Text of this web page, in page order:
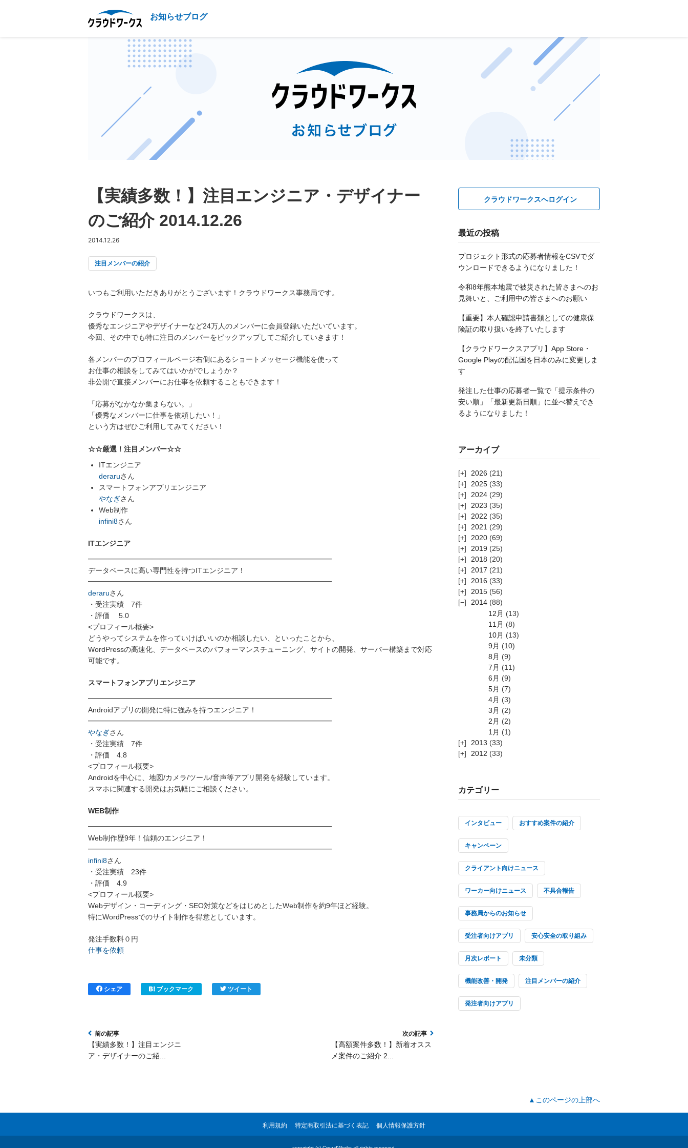
お知らせブログ
【実績多数！】注目エンジニア・デザイナー
のご紹介 2014.12.26
2014.12.26
注目メンバーの紹介
いつもご利用いただきありがとうございます！クラウドワークス事務局です。
クラウドワークスは、
優秀なエンジニアやデザイナーなど24万人のメンバーに会員登録いただいています。
今回、その中でも特に注目のメンバーをピックアップしてご紹介していきます！
各メンバーのプロフィールページ右側にあるショートメッセージ機能を使って
お仕事の相談をしてみてはいかがでしょうか？
非公開で直接メンバーにお仕事を依頼することもできます！
「応募がなかなか集まらない。」
「優秀なメンバーに仕事を依頼したい！」
という方はぜひご利用してみてください！
☆☆厳選！注目メンバー☆☆
ITエンジニア
deraruさん
スマートフォンアプリエンジニア
やなぎさん
Web制作
infini8さん
ITエンジニア
━━━━━━━━━━━━━━━━━━━━━━━━━━━━━━━━━━
データベースに高い専門性を持つITエンジニア！
━━━━━━━━━━━━━━━━━━━━━━━━━━━━━━━━━━
deraruさん
・受注実績 7件
・評価 5.0
<プロフィール概要>
どうやってシステムを作っていけばいいのか相談したい、といったことから、
WordPressの高速化、データベースのパフォーマンスチューニング、サイトの開発、サーバー構築まで対応
可能です。
スマートフォンアプリエンジニア
━━━━━━━━━━━━━━━━━━━━━━━━━━━━━━━━━━
Androidアプリの開発に特に強みを持つエンジニア！
━━━━━━━━━━━━━━━━━━━━━━━━━━━━━━━━━━
やなぎさん
・受注実績 7件
・評価 4.8
<プロフィール概要>
Androidを中心に、地図/カメラ/ツール/音声等アプリ開発を経験しています。
スマホに関連する開発はお気軽にご相談ください。
WEB制作
━━━━━━━━━━━━━━━━━━━━━━━━━━━━━━━━━━
Web制作歴9年！信頼のエンジニア！
━━━━━━━━━━━━━━━━━━━━━━━━━━━━━━━━━━
infini8さん
・受注実績 23件
・評価 4.9
<プロフィール概要>
Webデザイン・コーディング・SEO対策などをはじめとしたWeb制作を約9年ほど経験。
特にWordPressでのサイト制作を得意としています。
発注手数料０円
仕事を依頼
シェア ブックマーク ツイート
【実績多数！】注目エンジニ
ア・デザイナーのご紹...
【高額案件多数！】新着オスス
メ案件のご紹介 2...
クラウドワークスへログイン
最近の投稿
プロジェクト形式の応募者情報をCSVでダ
ウンロードできるようになりました！
令和8年熊本地震で被災された皆さまへのお
見舞いと、ご利用中の皆さまへのお願い
【重要】本人確認申請書類としての健康保
険証の取り扱いを終了いたします
【クラウドワークスアプリ】App Store・
Google Playの配信国を日本のみに変更しま
す
発注した仕事の応募者一覧で「提示条件の
安い順」「最新更新日順」に並べ替えでき
るようになりました！
アーカイブ
2026 (21)
2025 (33)
2024 (29)
2023 (35)
2022 (35)
2021 (29)
2020 (69)
2019 (25)
2018 (20)
2017 (21)
2016 (33)
2015 (56)
2014 (88)
12月 (13)
11月 (8)
10月 (13)
9月 (10)
8月 (9)
7月 (11)
6月 (9)
5月 (7)
4月 (3)
3月 (2)
2月 (2)
1月 (1)
2013 (33)
2012 (33)
カテゴリー
インタビュー おすすめ案件の紹介
キャンペーン
クライアント向けニュース
ワーカー向けニュース 不具合報告
事務局からのお知らせ
受注者向けアプリ 安心安全の取り組み
月次レポート 未分類
機能改善・開発 注目メンバーの紹介
発注者向けアプリ
▲このページの上部へ
利用規約 特定商取引法に基づく表記 個人情報保護方針